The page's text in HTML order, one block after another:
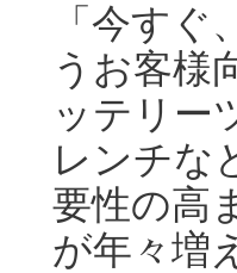
「今す
うお客様
ッテリー
レンチな
要性の高
が年々増